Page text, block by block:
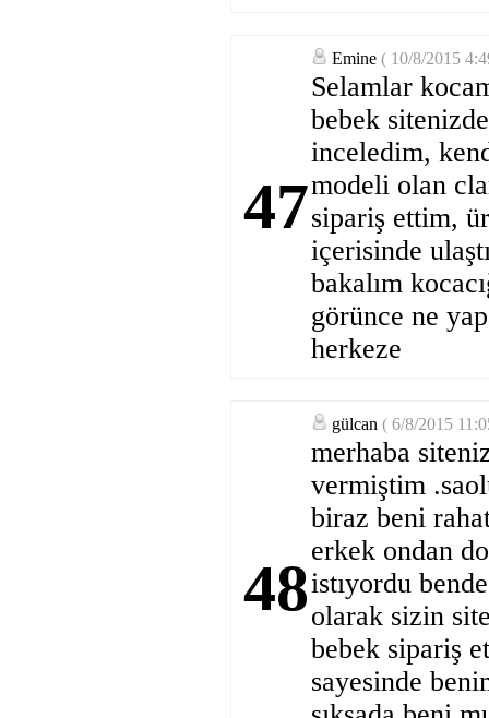
47
Emine ( 10/8/2015
Selamlar
bebek
inceledim,
modeli olan
sipariş ettim,
içerisinde
bakalım
görünce ne
herkeze
48
gülcan ( 6/8/2015
merhaba
vermiştim
biraz beni
erkek ondan
istıyordu
olarak sizin
bebek sipariş
sayesinde